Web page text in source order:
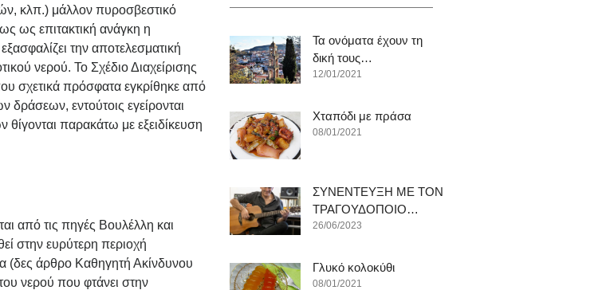
κλπ.) μάλλον πυροσβεστικό
ως επιτακτική ανάγκη η
την αποτελεσματική
νερού. Το Σχέδιο Διαχείρισης
σχετικά πρόσφατα εγκρίθηκε από
δράσεων, εντούτοις εγείρονται
παρακάτω με εξειδίκευση
από τις πηγές Βουλέλλη και
στην ευρύτερη περιοχή
(δες άρθρο Καθηγητή Ακίνδυνου
νερού που φτάνει στην
Τα ονόματα έχουν τη
δική τους…
12/01/2021
Χταπόδι με πράσα
08/01/2021
ΣΥΝΕΝΤΕΥΞΗ ΜΕ ΤΟΝ
ΤΡΑΓΟΥΔΟΠΟΙΟ…
26/06/2023
Γλυκό κολοκύθι
08/01/2021